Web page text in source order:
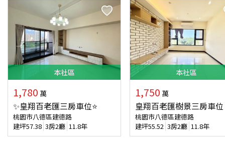
本社區
1,780 萬
✨皇翔百老匯三房車位⭐
桃園市八德區建德路
建坪57.38 3房2廳 11.8年
本社區
1,750 萬
皇翔百老匯樹景三房車位
桃園市八德區建德路
建坪55.52 3房2廳 11.8年